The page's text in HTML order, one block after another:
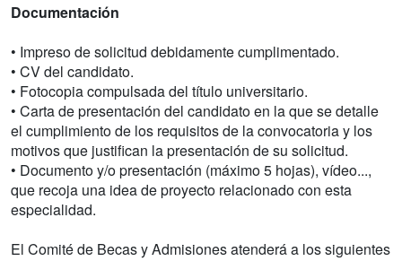
Documentación
• Impreso de solicitud debidamente cumplimentado.
• CV del candidato.
• Fotocopia compulsada del título universitario.
• Carta de presentación del candidato en la que se detalle
el cumplimiento de los requisitos de la convocatoria y los
motivos que justifican la presentación de su solicitud.
• Documento y/o presentación (máximo 5 hojas), vídeo...,
que recoja una idea de proyecto relacionado con esta
especialidad.
El Comité de Becas y Admisiones atenderá a los siguientes